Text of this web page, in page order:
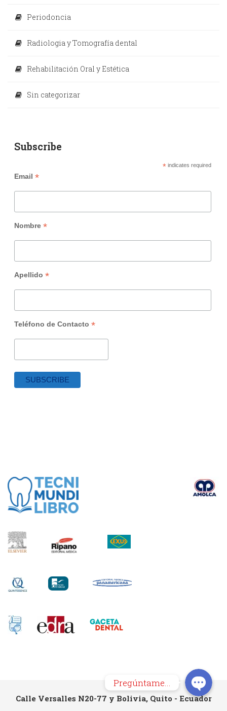
Periodoncia
Radiologia y Tomografía dental
Rehabilitación Oral y Estética
Sin categorizar
Subscribe
*indicates required
Email *
Nombre *
Apellido *
Teléfono de Contacto *
Calle Versalles N20-77 y Bolivia, Quito - Ecuador
Pregúntame...